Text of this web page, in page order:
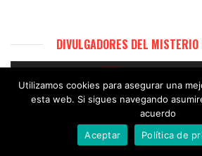
DIVULGADORES DEL MISTERIO
Utilizamos cookies para asegurar una
esta web. Si sigues navegando
acuerdo
Aceptar
Política de